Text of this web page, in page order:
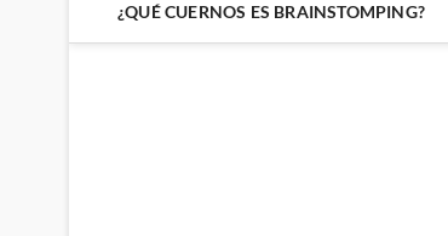
¿QUÉ CUERNOS ES BRAINSTOMPING?